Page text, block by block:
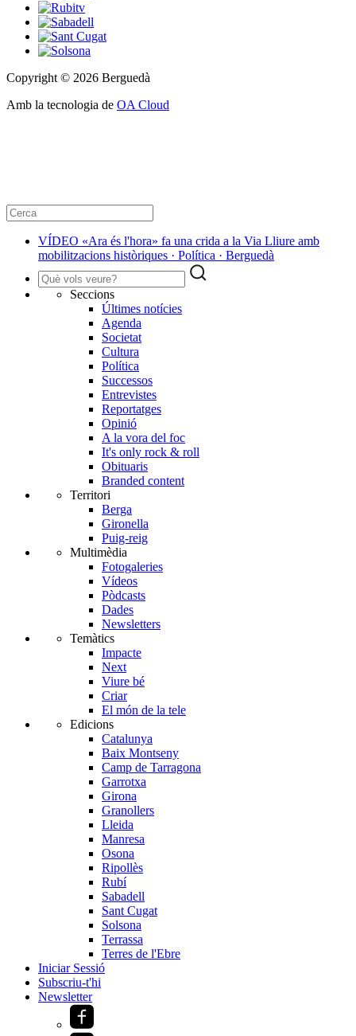
Copyright © 2026 Berguedà
Amb la tecnologia de OA Cloud
VÍDEO «Ara és l'hora» fa una crida a la Via Lliure amb
mobilitzacions històriques · Política · Berguedà
Seccions
Últimes notícies
Agenda
Societat
Cultura
Política
Successos
Entrevistes
Reportatges
Opinió
A la vora del foc
It's only rock & roll
Obituaris
Branded content
Territori
Berga
Gironella
Puig-reig
Multimèdia
Fotogaleries
Vídeos
Pòdcasts
Dades
Newsletters
Temàtics
Impacte
Next
Viure bé
Criar
El món de la tele
Edicions
Catalunya
Baix Montseny
Camp de Tarragona
Garrotxa
Girona
Granollers
Lleida
Manresa
Osona
Ripollès
Rubí
Sabadell
Sant Cugat
Solsona
Terrassa
Terres de l'Ebre
Iniciar Sessió
Subscriu-t'hi
Newsletter